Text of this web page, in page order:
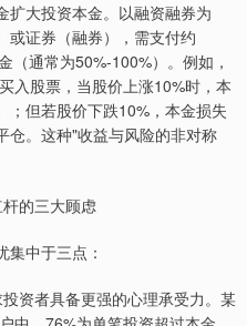
扩大投资本金。以融资融券为
或证券（融券），需支付约
（通常为50%-100%）。例如，
入股票，当股价上涨10%时，本
；但若股价下跌10%，本金损失
仓。这种"收益与风险的非对称
的三大顾虑
中于三点：
资者具备更强的心理承受力。某